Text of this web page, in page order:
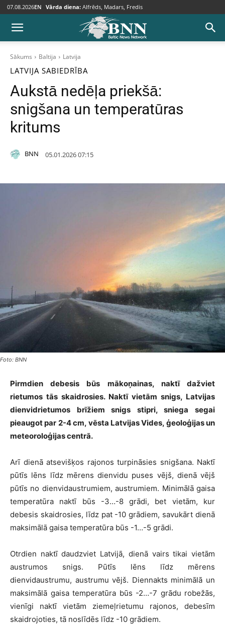
07.08.2026EN Vārda diena: Alfrēds, Madars, Fredis
Sākums Baltija Latvija
LATVIJA SABIEDRĪBA
Aukstā nedēļa priekšā:
snigšana un temperatūras
kritums
BNN 05.01.2026 07:15
Foto: BNN
Pirmdien debesis būs mākoņainas, naktī dažviet
rietumos tās skaidrosies. Naktī vietām snigs, Latvijas
dienvidrietumos brīžiem snigs stipri, sniega segai
pieaugot par 2-4 cm, vēsta Latvijas Vides, ģeoloģijas un
meteoroloģijas centrā.
Arī dienā atsevišķos rajonos turpināsies snigšana. Naktī
pūtīs lēns līdz mērens dienvidu puses vējš, dienā vējš
pūtīs no dienvidaustrumiem, austrumiem. Minimālā gaisa
temperatūra naktī būs -3…-8 grādi, bet vietām, kur
debesis skaidrosies, līdz pat -10 grādiem, savukārt dienā
maksimālā gaisa temperatūra būs -1…-5 grādi.
Otrdien naktī daudzviet Latvijā, dienā vairs tikai vietām
austrumos snigs. Pūtīs lēns līdz mērens
dienvidaustrumu, austrumu vējš. Diennakts minimālā un
maksimālā gaisa temperatūra būs -2…-7 grādu robežās,
vienīgi naktī vietām ziemeļrietumu rajonos, debesīm
skaidrojoties, tā noslīdēs līdz -10 grādiem.